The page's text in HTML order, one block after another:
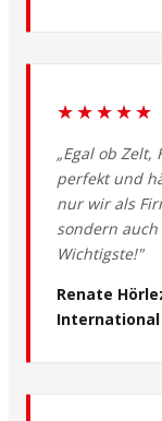
★★★★★
„Egal ob Zelt,
perfekt und
nur wir als
sondern
Wichtigste!"
Renate
International